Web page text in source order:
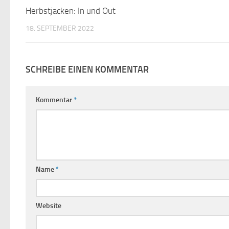
Herbstjacken: In und Out
18. SEPTEMBER 2022
SCHREIBE EINEN KOMMENTAR
Kommentar*
Name*
Website